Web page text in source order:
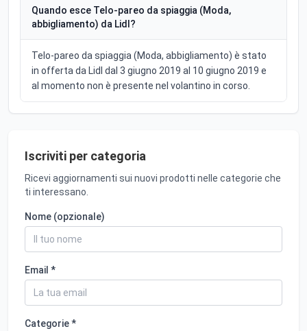
Quando esce Telo-pareo da spiaggia (Moda,
abbigliamento) da Lidl?
Telo-pareo da spiaggia (Moda, abbigliamento) è stato
in offerta da Lidl dal 3 giugno 2019 al 10 giugno 2019 e
al momento non è presente nel volantino in corso.
Iscriviti per categoria
Ricevi aggiornamenti sui nuovi prodotti nelle categorie che
ti interessano.
Nome (opzionale)
Email *
Categorie *